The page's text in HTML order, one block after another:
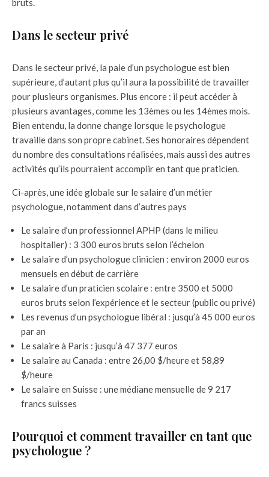
bruts.
Dans le secteur privé
Dans le secteur privé, la paie d’un psychologue est bien
supérieure, d’autant plus qu’il aura la possibilité de travailler
pour plusieurs organismes. Plus encore : il peut accéder à
plusieurs avantages, comme les 13èmes ou les 14èmes mois.
Bien entendu, la donne change lorsque le psychologue
travaille dans son propre cabinet. Ses honoraires dépendent
du nombre des consultations réalisées, mais aussi des autres
activités qu’ils pourraient accomplir en tant que praticien.
Ci-après, une idée globale sur le salaire d’un métier
psychologue, notamment dans d’autres pays
Le salaire d’un professionnel APHP (dans le milieu
hospitalier) : 3 300 euros bruts selon l’échelon
Le salaire d’un psychologue clinicien : environ 2000 euros
mensuels en début de carrière
Le salaire d’un praticien scolaire : entre 3500 et 5000
euros bruts selon l’expérience et le secteur (public ou privé)
Les revenus d’un psychologue libéral : jusqu’à 45 000 euros
par an
Le salaire à Paris : jusqu’à 47 377 euros
Le salaire au Canada : entre 26,00 $/heure et 58,89
$/heure
Le salaire en Suisse : une médiane mensuelle de 9 217
francs suisses
Pourquoi et comment travailler en tant que
psychologue ?